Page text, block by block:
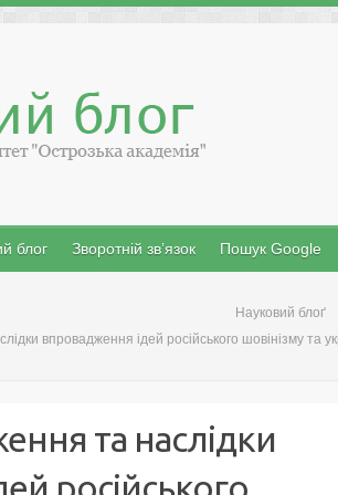
блог Зворотній зв’язок Пошук Google
Науковий блоґ
впровадження ідей російського шовінізму та
та наслідки